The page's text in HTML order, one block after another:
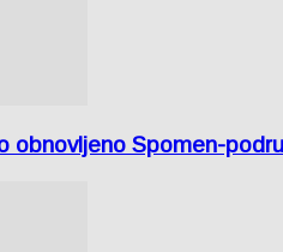
obnovljeno Spomen-